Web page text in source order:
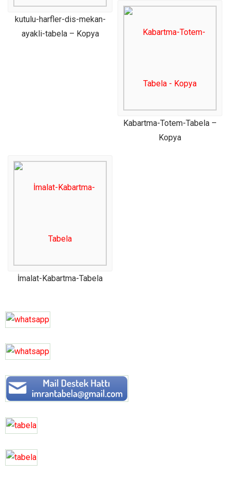
kutulu-harfler-dis-mekan-
ayakli-tabela – Kopya
Kabartma-Totem-Tabela –
Kopya
İmalat-Kabartma-Tabela